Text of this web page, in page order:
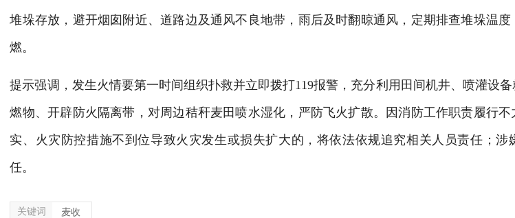
堆垛存放，避开烟囱附近、道路边及通风不良地带，雨后及时翻晾通风，定期排查堆垛温度
燃。
提示强调，发生火情要第一时间组织扑救并立即拨打119报警，充分利用田间机井、喷灌设
燃物、开辟防火隔离带，对周边秸秆麦田喷水湿化，严防飞火扩散。因消防工作职责履行
实、火灾防控措施不到位导致火灾发生或损失扩大的，将依法依规追究相关人员责任；涉
任。
关键词 麦收